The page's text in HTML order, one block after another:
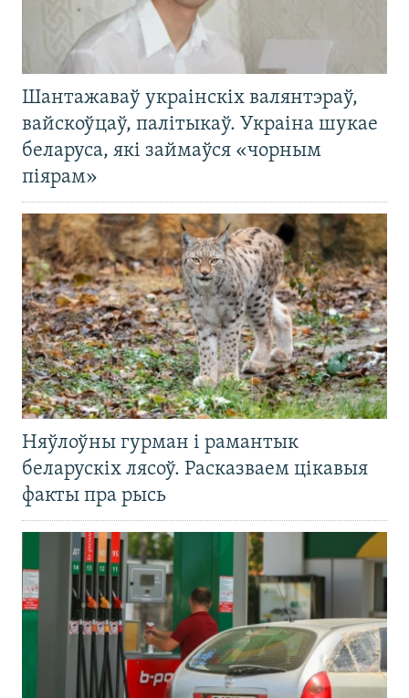
Шантажаваў украінскіх валянтэраў,
вайскоўцаў, палітыкаў. Украіна шукае
беларуса, які займаўся «чорным
піярам»
Няўлоўны гурман і рамантык
беларускіх лясоў. Расказваем цікавыя
факты пра рысь